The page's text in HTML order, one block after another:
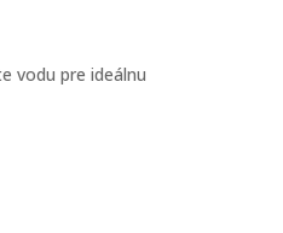
vodu pre ideálnu